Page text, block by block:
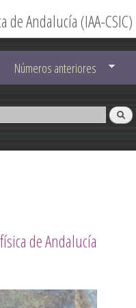
Andalucía (IAA-CSIC)
Números anteriores
de Andalucía